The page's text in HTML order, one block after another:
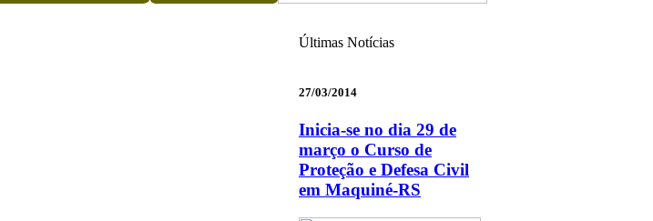
Últimas Notícias
27/03/2014
Inicia-se no dia 29 de
março o Curso de
Proteção e Defesa Civil
em Maquiné-RS